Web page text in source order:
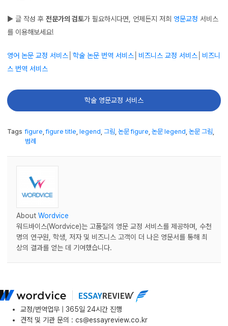
▶ 글 작성 후 전문가의 검토가 필요하시다면, 언제든지 저희 영문교정 서비스
를 이용해보세요!
영어 논문 교정 서비스 학술 논문 번역 서비스 비즈니스 교정 서비스
비즈니
스 번역 서비스
학술 영문교정 서비스
Tags figure ,figure title legend 그림 논문 figure 논문 legend 논문 그림
범례
About Wordvice
워드바이스(Wordvice)는 고품질의 영문 교정 서비스를 제공하며, 수천
명의 연구원, 학생, 저자 및 비즈니스 고객이 더 나은 영문서를 통해 최
상의 결과를 얻는 데 기여했습니다.
교정/번역업무 | 365일 24시간 진행
견적 및 기관 문의 : cs@essayreview.co.kr